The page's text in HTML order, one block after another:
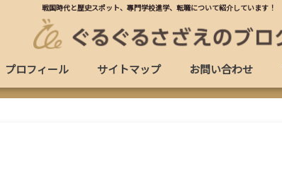
戦国時代と歴史スポット、專門学校進学、転職について紹介しています！
プロフィール サイトマップ お問い合わせ